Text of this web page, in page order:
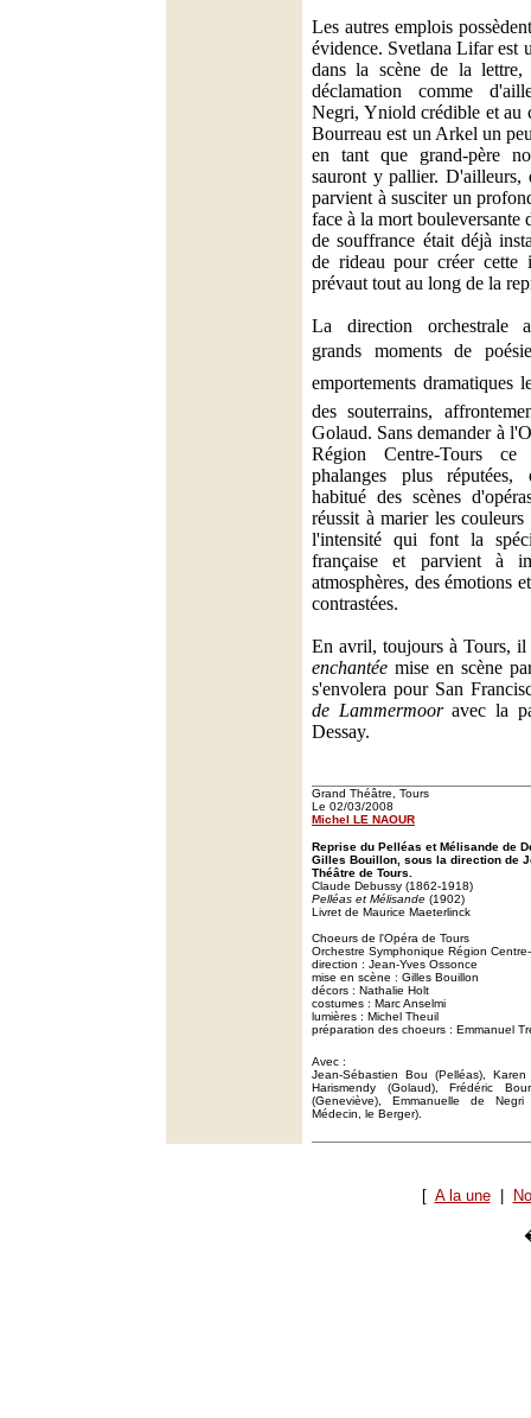
Les autres emplois
évidence. Svetlana Lifar est
dans la scène de la
déclamation comme
Negri, Yniold crédible et au
Bourreau est un Arkel un
en tant que grand-père
sauront y pallier. D'ailleurs,
parvient à susciter un
face à la mort bouleversante
de souffrance était déjà
de rideau pour créer cette
prévaut tout au long de la
La direction orchestrale
grands moments de
emportements dramatiques
des souterrains,
Golaud. Sans demander à
Région Centre-Tours
phalanges plus réputées,
habitué des scènes
réussit à marier les
l'intensité qui font la
française et parvient à
atmosphères, des émotions
contrastées.
En avril, toujours à Tours,
enchantée mise en scène
s'envolera pour San
de Lammermooravec la
Dessay.
Grand Théâtre, Tours
Le 02/03/2008
Michel LE NAOUR
Reprise du Pelléas et Mélisande de
Gilles Bouillon, sous la direction de
Théâtre de Tours.
Claude Debussy (1862-1918)
Pelléas et Mélisande (1902)
Livret de Maurice Maeterlinck
Choeurs de l'Opéra de Tours
Orchestre Symphonique Région
direction : Jean-Yves Ossonce
mise en scène : Gilles Bouillon
décors : Nathalie Holt
costumes : Marc Anselmi
lumières : Michel Theuil
préparation des choeurs : Emmanuel
Avec :
Jean-Sébastien Bou (Pelléas), Karen
Harismendy (Golaud), Frédéric
(Geneviève), Emmanuelle de
Médecin, le Berger).
[ A la une|